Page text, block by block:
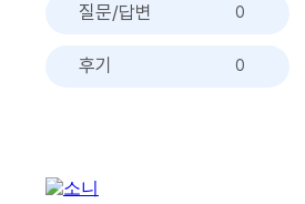
질문/답변 0
후기 0